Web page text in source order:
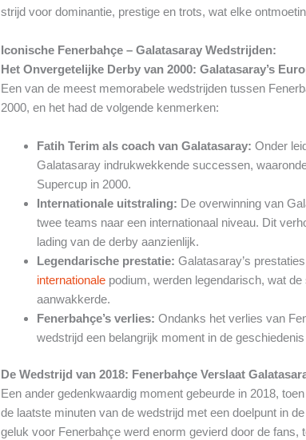
strijd voor dominantie, prestige en trots, wat elke
Iconische Fenerbahçe – Galatasaray Wedstrijden:
Het Onvergetelijke Derby van 2000: Galatasaray’s
Een van de meest memorabele wedstrijden tussen
2000, en het had de volgende kenmerken:
Fatih Terim als coach van Galatasaray: Onder
Galatasaray indrukwekkende successen,
Supercup in 2000.
Internationale uitstraling: De overwinning van
twee teams naar een internationaal niveau. Dit
lading van de derby aanzienlijk.
Legendarische prestatie: Galatasaray’s
internationale podium, werden legendarisch, wat
aanwakkerde.
Fenerbahçe’s verlies: Ondanks het verlies van
wedstrijd een belangrijk moment in de
De Wedstrijd van 2018: Fenerbahçe Verslaat
Een ander gedenkwaardig moment gebeurde in 2018,
de laatste minuten van de wedstrijd met een doelpunt in
geluk voor Fenerbahçe werd enorm gevierd door de